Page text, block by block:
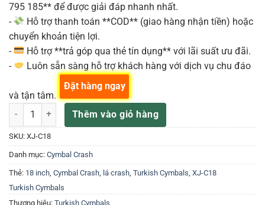
795 185** để được giải đáp nhanh nhất.
-
Hỗ trợ thanh toán **COD** (giao hàng nhận tiền) hoặc
chuyển khoản tiện lợi.
-
Hỗ trợ **trả góp qua thẻ tín dụng** với lãi suất ưu đãi.
-
Luôn sẵn sàng hỗ trợ khách hàng với dịch vụ chu đáo
và tận tâm.
XJ-C18 18inch Lá Crash Cymbal dòng Xanthos Jazz Turkish
Thêm vào giỏ hàng
Đặt hàng ngay
SKU: XJ-C18
Danh mục: Cymbal Crash
Thẻ: 18 inch Cymbal Crash lá crash Turkish Cymbals XJ-C18
Turkish Cymbals
Thương hiệu: Turkish Cymbals